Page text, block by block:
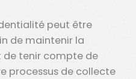
peut être
de maintenir la
tenir compte de
processus de collecte